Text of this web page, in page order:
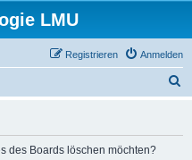
LMU
Anmelden
Registrieren
des Boards löschen möchten?